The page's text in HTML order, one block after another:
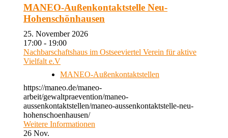
MANEO-Außenkontaktstelle Neu-
Hohenschönhausen
25. November 2026
17:00 - 19:00
Nachbarschaftshaus im Ostseeviertel Verein für aktive
Vielfalt e.V
MANEO-Außenkontaktstellen
https://maneo.de/maneo-
arbeit/gewaltpraevention/maneo-
aussenkontaktstellen/maneo-aussenkontaktstelle-neu-
hohenschoenhausen/
Weitere Informationen
26 Nov.